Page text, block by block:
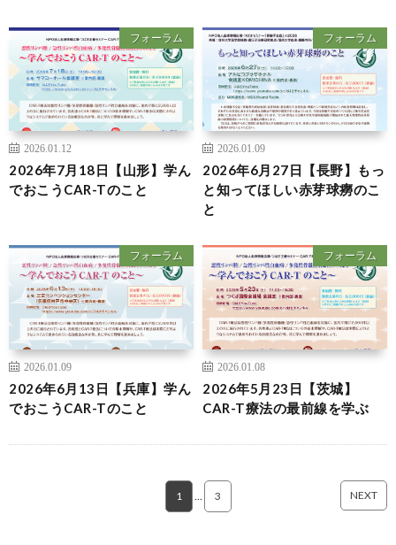
フォーラム
2026.01.12
2026年7月18日【山形】学ん
でおこうCAR-Tのこと
フォーラム
2026.01.09
2026年6月27日【長野】もっ
と知ってほしい赤芽球癆のこ
と
フォーラム
2026.01.09
2026年6月13日【兵庫】学ん
でおこうCAR-Tのこと
フォーラム
2026.01.08
2026年5月23日【茨城】
CAR-T療法の最前線を学ぶ
1 3 NEXT